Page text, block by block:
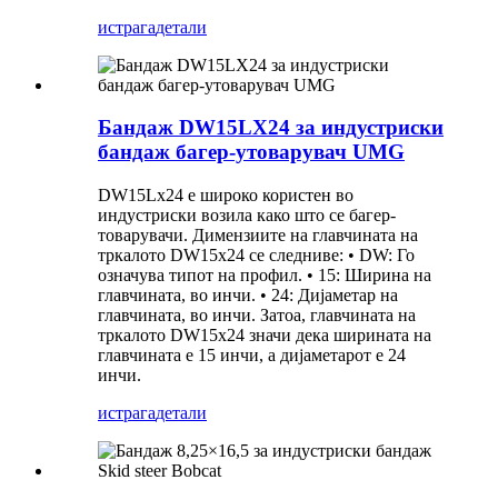
истрагадетали
Бандаж DW15LX24 за индустриски
бандаж багер-утоварувач UMG
DW15Lx24 е широко користен во
индустриски возила како што се багер-
товарувачи. Димензиите на главчината на
тркалото DW15x24 се следниве: • DW: Го
означува типот на профил. • 15: Ширина на
главчината, во инчи. • 24: Дијаметар на
главчината, во инчи. Затоа, главчината на
тркалото DW15x24 значи дека ширината на
главчината е 15 инчи, а дијаметарот е 24
инчи.
истрагадетали